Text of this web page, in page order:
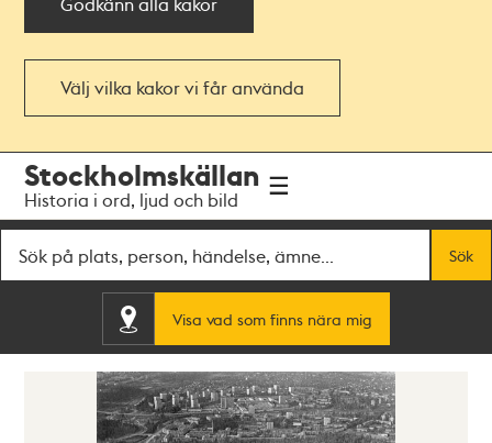
Välj vilka kakor vi får använda
navigationen
huvudinnehållet
Stockholmskällan
Historia i ord, ljud och bild
Sök
Visa vad som finns nära mig